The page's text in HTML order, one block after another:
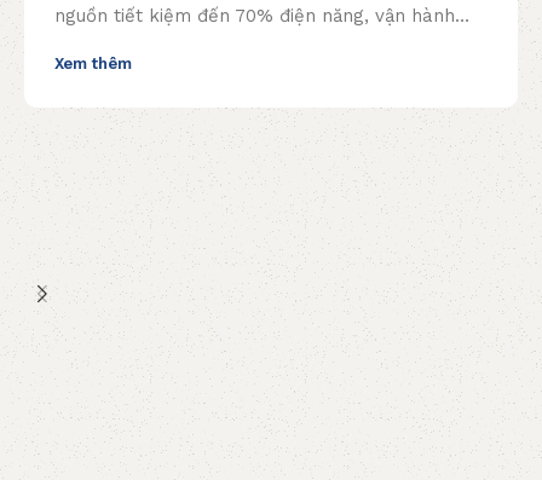
nguồn tiết kiệm đến 70% điện năng, vận hành
Xem thêm